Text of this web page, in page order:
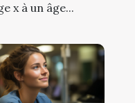
x à un âge...